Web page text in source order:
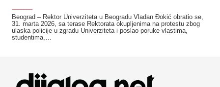
Beograd – Rektor Univerziteta u Beogradu Vladan Đokić obratio se,
31. marta 2026, sa terase Rektorata okupljenima na protestu zbog
ulaska policije u zgradu Univerziteta i poslao poruke vlastima,
studentima,…